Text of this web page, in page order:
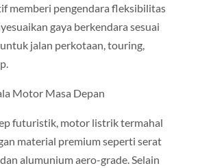
memberi pengendara fleksibilitas
gaya berkendara sesuai
jalan perkotaan, touring,
Motor Masa Depan
futuristik, motor listrik termahal
material premium seperti serat
alumunium aero-grade. Selain